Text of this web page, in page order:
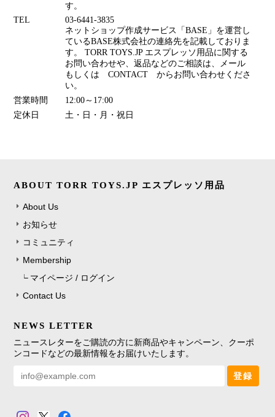
す。
TEL
03-6441-3835
ネットショップ作成サービス「BASE」を運営し
ているBASE株式会社の連絡先を記載しておりま
す。 TORR TOYS.JP エスプレッソ用品に関する
お問い合わせや、返品などのご相談は、メール
もしくは CONTACT からお問い合わせくださ
い。
営業時間
12:00～17:00
定休日
土・日・月・祝日
ABOUT TORR TOYS.JP エスプレッソ用品
About Us
お知らせ
コミュニティ
Membership
マイページ / ログイン
Contact Us
NEWS LETTER
ニュースレターをご購読の方に新商品やキャンペーン、クーポ
ンコードなどの最新情報をお届けいたします。
登録